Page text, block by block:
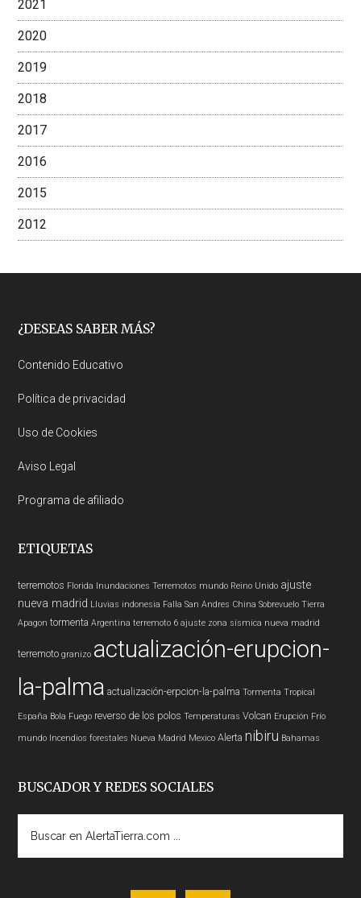
2021
2020
2019
2018
2017
2016
2015
2012
Footer
¿DESEAS SABER MÁS?
Contenido Educativo
Política de privacidad
Uso de Cookies
Aviso Legal
Programa de afiliado
ETIQUETAS
terremotos Florida Inundaciones Terremotos mundo Reino Unido ajuste
nueva madrid Lluvias indonesia Falla San Andres China Sobrevuelo Tierra
Apagon tormenta Argentina terremoto 6 ajuste zona sísmica nueva madrid
terremoto granizo actualización-erupcion-
la-palma actualización-erpcion-la-palma Tormenta Tropical
España Bola Fuego reverso de los polos Temperaturas Volcan Erupción Frío
mundo Incendios forestales Nueva Madrid Mexico Alerta nibiru Bahamas
BUSCADOR Y REDES SOCIALES
AlertaTierra.com